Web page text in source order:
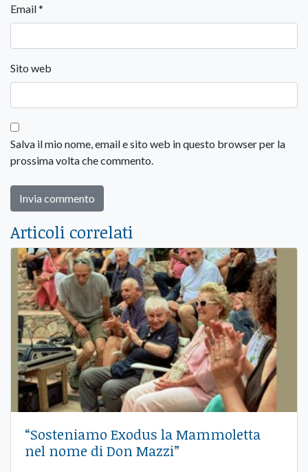
Email*
Sito web
Salva il mio nome, email e sito web in questo browser per la
prossima volta che commento.
Articoli correlati
“Sosteniamo Exodus la Mammoletta
nel nome di Don Mazzi”